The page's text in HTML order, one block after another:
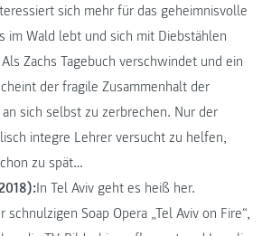
sich mehr für das geheimnisvolle
im Wald lebt und sich mit Diebstählen
Zachs Tagebuch verschwindet und ein
der fragile Zusammenhalt der
sich selbst zu zerbrechen. Nur der
integre Lehrer versucht zu helfen,
zu spät…
In Tel Aviv geht es heiß her.
Soap Opera „Tel Aviv on Fire“,